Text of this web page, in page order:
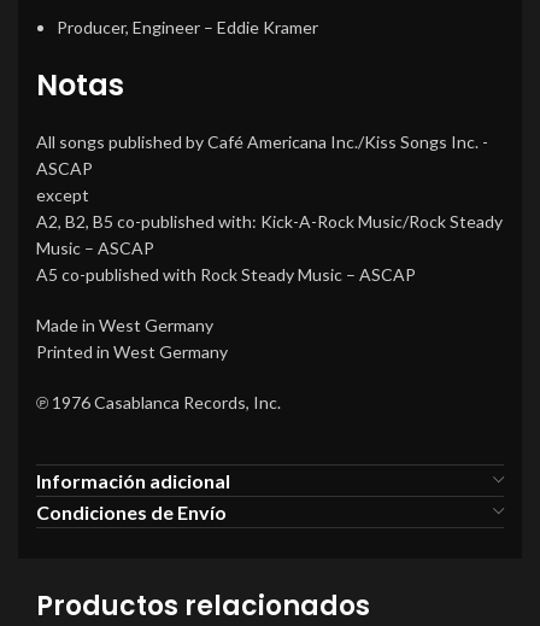
Producer, Engineer – Eddie Kramer
Notas
All songs published by Café Americana Inc./Kiss Songs Inc. -
ASCAP
except
A2, B2, B5 co-published with: Kick-A-Rock Music/Rock Steady
Music – ASCAP
A5 co-published with Rock Steady Music – ASCAP
Made in West Germany
Printed in West Germany
℗ 1976 Casablanca Records, Inc.
Información adicional
Condiciones de Envío
Productos relacionados